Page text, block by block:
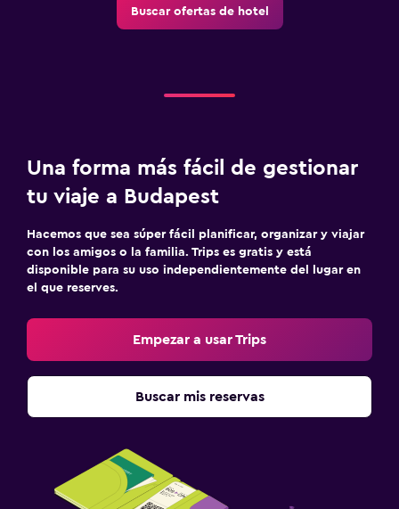
Enchufe cerca de la cama
Armario o clóset
Ideal para familias
Cuna/cama nido disponibles
Piscina (para niños)
Equipo infantil para zona de juegos al aire libre
Servicio de planchado
Plancha y tabla de planchar
Buscar ofertas de hotel
Una forma más fácil de gestionar
tu viaje a Budapest
Hacemos que sea súper fácil planificar, organizar y viajar
con los amigos o la familia. Trips es gratis y está
disponible para su uso independientemente del lugar en
el que reserves.
Empezar a usar Trips
Buscar mis reservas